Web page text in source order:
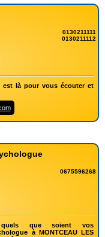
0130211111
0130211112
est là pour vous écouter et
0675596268
que soient vos
à MONTCEAU LES